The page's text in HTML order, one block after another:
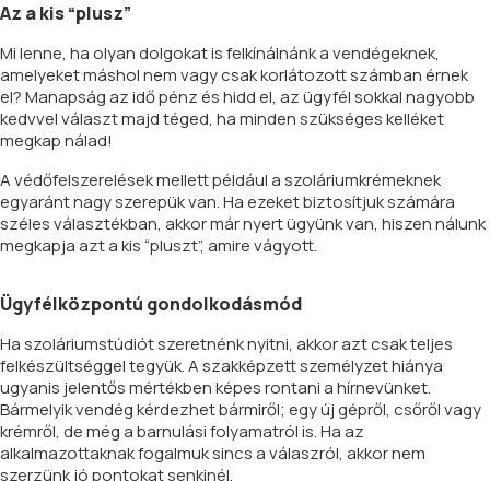
Az a kis “plusz”
Mi lenne, ha olyan dolgokat is felkínálnánk a vendégeknek,
amelyeket máshol nem vagy csak korlátozott számban érnek
el? Manapság az idő pénz és hidd el, az ügyfél sokkal nagyobb
kedvvel választ majd téged, ha minden szükséges kelléket
megkap nálad!
A védőfelszerelések mellett például a szoláriumkrémeknek
egyaránt nagy szerepük van. Ha ezeket biztosítjuk számára
széles választékban, akkor már nyert ügyünk van, hiszen nálunk
megkapja azt a kis “pluszt”, amire vágyott.
Ügyfélközpontú gondolkodásmód
Ha szoláriumstúdiót szeretnénk nyitni, akkor azt csak teljes
felkészültséggel tegyük. A szakképzett személyzet hiánya
ugyanis jelentős mértékben képes rontani a hírnevünket.
Bármelyik vendég kérdezhet bármiről; egy új gépről, csőről vagy
krémről, de még a barnulási folyamatról is. Ha az
alkalmazottaknak fogalmuk sincs a válaszról, akkor nem
szerzünk jó pontokat senkinél.